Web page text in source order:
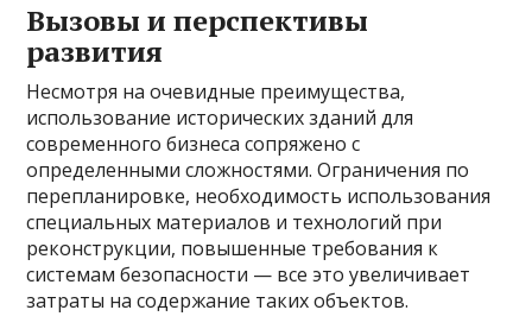
Вызовы и перспективы
развития
Несмотря на очевидные преимущества,
использование исторических зданий для
современного бизнеса сопряжено с
определенными сложностями. Ограничения по
перепланировке, необходимость использования
специальных материалов и технологий при
реконструкции, повышенные требования к
системам безопасности — все это увеличивает
затраты на содержание таких объектов.